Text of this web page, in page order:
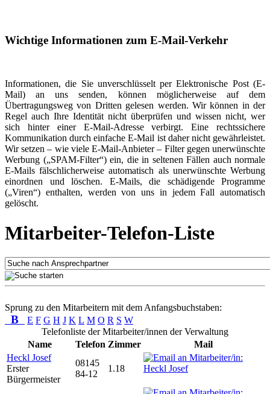
Wichtige Informationen zum E-Mail-Verkehr
Informationen, die Sie unverschlüsselt per Elektronische Post (E-
Mail) an uns senden, können möglicherweise auf dem
Übertragungsweg von Dritten gelesen werden. Wir können in der
Regel auch Ihre Identität nicht überprüfen und wissen nicht, wer
sich hinter einer E-Mail-Adresse verbirgt. Eine rechtssichere
Kommunikation durch einfache E-Mail ist daher nicht gewährleistet.
Wir setzen – wie viele E-Mail-Anbieter – Filter gegen unerwünschte
Werbung („SPAM-Filter“) ein, die in seltenen Fällen auch normale
E-Mails fälschlicherweise automatisch als unerwünschte Werbung
einordnen und löschen. E-Mails, die schädigende Programme
(„Viren“) enthalten, werden von uns in jedem Fall automatisch
gelöscht.
Mitarbeiter-Telefon-Liste
Sprung zu den Mitarbeitern mit dem Anfangsbuchstaben:
B E F G H J K L M O R S W
Telefonliste der Mitarbeiter/innen der Verwaltung
Name
Telefon Zimmer
Mail
Heckl Josef
Erster
Bürgermeister
08145
84-12
1.18